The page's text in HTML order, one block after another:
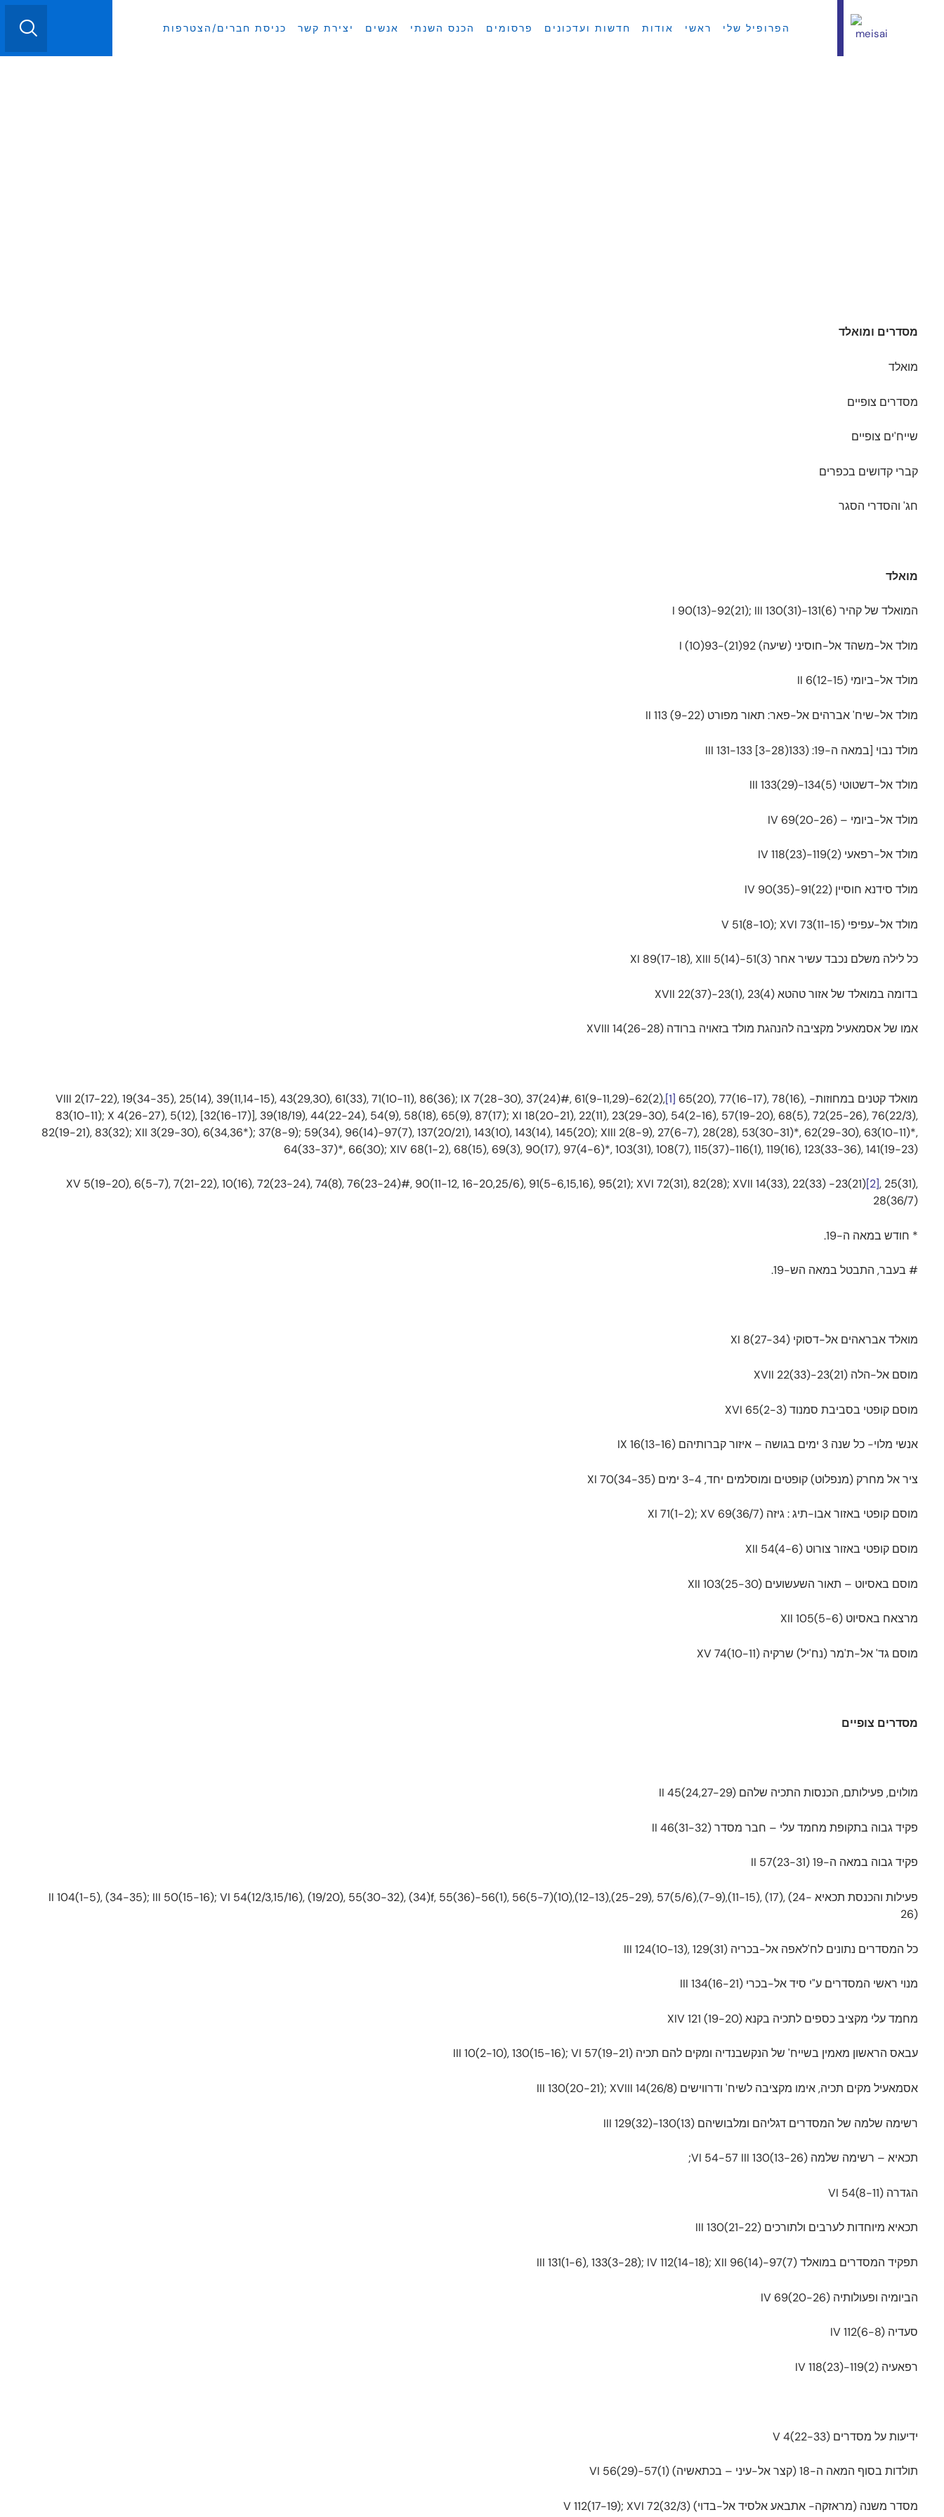
כניסת חברים/הצטרפות יצירת קשר אנשים הכנס השנתי פרסומים חדשות ועדכונים אודות ראשי הפרופיל שלי
מסדרים ומואלד
מואלד
מסדרים צופיים
שייח'ים צופיים
קברי קדושים בכפרים
חג' והסדרי הסגר
מואלד
המואלד של קהיר I 90(13)-92(21); III 130(31)-131(6)
מולד אל-משהד אל-חוסיני (שיעה) 92(21)-93(10) I
מולד אל-ביומי II 6(12-15)
מולד אל-שיח' אברהים אל-פאר: תאור מפורט II 113 (9-22)
מולד נבוי [במאה ה-19: (133(3-28] III 131-133
מולד אל-דשטוטי III 133(29)-134(5)
מולד אל-ביומי – IV 69(20-26)
מולד אל-רפאעי IV 118(23)-119(2)
מולד סידנא חוסיין IV 90(35)-91(22)
מולד אל-עפיפי V 51(8-10); XVI 73(11-15)
כל לילה משלם נכבד עשיר אחר XI 89(17-18), XIII 5(14)-51(3)
בדומה במואלד של אזור טהטא XVII 22(37)-23(1), 23(4)
אמו של אסמאעיל מקציבה להנהגת מולד בזאויה ברודה XVIII 14(26-28)
מואלד קטנים במחוזות- VIII 2(17-22), 19(34-35), 25(14), 39(11,14-15), 43(29,30), 61(33), 71(10-11), 86(36); IX 7(28-30), 37(24)#, 61(9-11,29)-62(2), [1] 65(20), 77(16-17), 78(16),
83(10-11); X 4(26-27), 5(12), [32(16-17)], 39(18/19), 44(22-24), 54(9), 58(18), 65(9), 87(17); XI 18(20-21), 22(11), 23(29-30), 54(2-16), 57(19-20), 68(5), 72(25-26), 76(22/3),
82(19-21), 83(32); XII 3(29-30), 6(34,36*); 37(8-9); 59(34), 96(14)-97(7), 137(20/21), 143(10), 143(14), 145(20); XIII 2(8-9), 27(6-7), 28(28), 53(30-31)*, 62(29-30), 63(10-11)*,
64(33-37)*, 66(30); XIV 68(1-2), 68(15), 69(3), 90(17), 97(4-6)*, 103(31), 108(7), 115(37)-116(1), 119(16), 123(33-36), 141(19-23)
XV 5(19-20), 6(5-7), 7(21-22), 10(16), 72(23-24), 74(8), 76(23-24)#, 90(11-12, 16-20,25/6), 91(5-6,15,16), 95(21); XVI 72(31), 82(28); XVII 14(33), 22(33) -23(21)[2], 25(31),
28(36/7)
* חודש במאה ה-19.
# בעבר, התבטל במאה הש-19.
מואלד אבראהים אל-דסוקי XI 8(27-34)
מוסם אל-הלה XVII 22(33)-23(21)
מוסם קופטי בסביבת סמנוד XVI 65(2-3)
אנשי מלוי- כל שנה 3 ימים בגושה – איזור קברותיהם IX 16(13-16)
ציר אל מחרק (מנפלוט) קופטים ומוסלמים יחד, 3-4 ימים XI 70(34-35)
מוסם קופטי באזור אבו-תיג : גיזה XI 71(1-2); XV 69(36/7)
מוסם קופטי באזור צורוט XII 54(4-6)
מוסם באסיוט – תאור השעשועים XII 103(25-30)
מרצאח באסיוט XII 105(5-6)
מוסם גד' אל-ת'מר (נח'יל) שרקיה XV 74(10-11)
מסדרים צופיים
מולוים, פעילותם, הכנסות התכיה שלהם II 45(24,27-29)
פקיד גבוה בתקופת מחמד עלי – חבר מסדר II 46(31-32)
פקיד גבוה במאה ה-19 II 57(23-31)
פעילות והכנסת תכאיא II 104(1-5), (34-35); III 50(15-16); VI 54(12/3,15/16), (19/20), 55(30-32), (34)f, 55(36)-56(1), 56(5-7)(10),(12-13),(25-29), 57(5/6),(7-9),(11-15), (17), (24-
26)
כל המסדרים נתונים לח'לאפה אל-בכריה III 124(10-13), 129(31)
מנוי ראשי המסדרים ע"י סיד אל-בכרי III 134(16-21)
מחמד עלי מקציב כספים לתכיה בקנא XIV 121 (19-20)
עבאס הראשון מאמין בשייח' של הנקשבנדיה ומקים להם תכיה III 10(2-10), 130(15-16); VI 57(19-21)
אסמאעיל מקים תכיה, אימו מקציבה לשיח' ודרווישים III 130(20-21); XVIII 14(26/8)
רשימה שלמה של המסדרים דגליהם ומלבושיהם III 129(32)-130(13)
תכאיא – רשימה שלמה VI 54-57 III 130(13-26);
הגדרה VI 54(8-11)
תכאיא מיוחדות לערבים ולתורכים III 130(21-22)
תפקיד המסדרים במואלד III 131(1-6), 133(3-28); IV 112(14-18); XII 96(14)-97(7)
הביומיה ופעולותיה IV 69(20-26)
סעדיה IV 112(6-8)
רפאעיה IV 118(23)-119(2)
ידיעות על מסדרים V 4(22-33)
תולדות בסוף המאה ה-18 (קצר אל-עיני – בכתאשיה) VI 56(29)-57(1)
מסדר משנה (מראזקה- אתבאע אלסיד אל-בדוי) V 112(17-19); XVI 72(32/3)